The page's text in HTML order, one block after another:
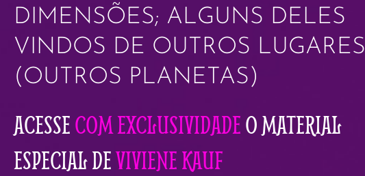
DIMENSÕES; ALGUNS DELES
VINDOS DE OUTROS LUGARES
(OUTROS PLANETAS)
ACESSECOM EXCLUSIVIDADEO MATERIAL
ESPECIAL DEVIVIENE KAUF